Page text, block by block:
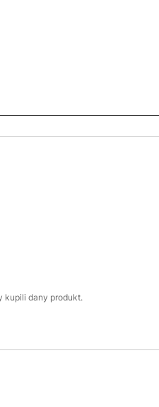
kupili dany produkt.